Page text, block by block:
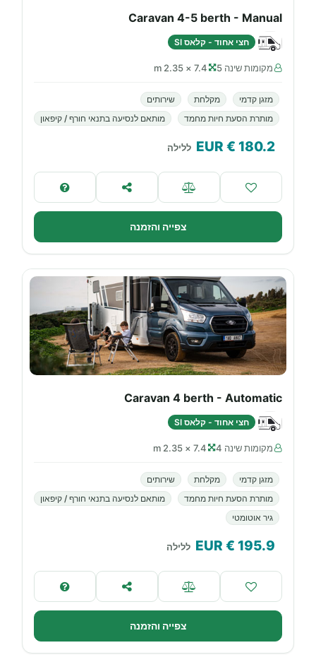
Caravan 4-5 berth - Manual
חצי אחוד - קלאס SI
מקומות שינה 5 7.4 × 2.35 m
מזגן קדמי מקלחת
שירותים
מותרת הסעת חיות מחמד
מותאם לנסיעה בתנאי חורף / קיפאון
180.2
€ EUR ללילה
צפייה והזמנה
Caravan 4 berth - Automatic
חצי אחוד - קלאס SI
מקומות שינה 4 7.4 × 2.35 m
מזגן קדמי מקלחת
שירותים
מותרת הסעת חיות מחמד
מותאם לנסיעה בתנאי חורף / קיפאון
גיר אוטומטי
195.9
€ EUR ללילה
צפייה והזמנה